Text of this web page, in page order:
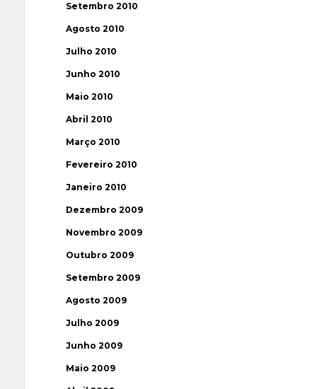
Setembro 2010
Agosto 2010
Julho 2010
Junho 2010
Maio 2010
Abril 2010
Março 2010
Fevereiro 2010
Janeiro 2010
Dezembro 2009
Novembro 2009
Outubro 2009
Setembro 2009
Agosto 2009
Julho 2009
Junho 2009
Maio 2009